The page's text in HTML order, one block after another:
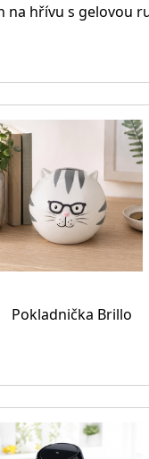
na hřívu s gelovou
Pokladnička Brillo